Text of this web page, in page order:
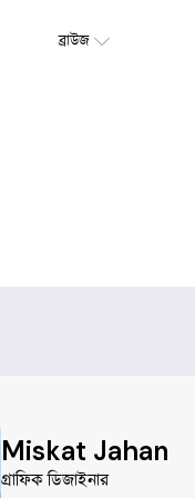
ব্রাউজ
Miskat Jahan
গ্রাফিক ডিজাইনার